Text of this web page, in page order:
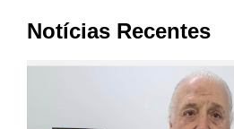
Notícias Recentes